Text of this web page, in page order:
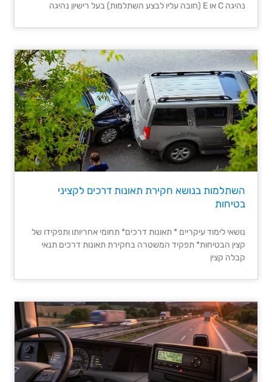
נהיגה C או E (חובה עליו לבצע השתלמות) בעל רישיון נהיגה
השתלמות בנושא חקירת תאונות דרכים לקציני
בטיחות
נושאי לימוד עיקריים * תאונות דרכים* תחומי אחריותו ותפקידו של
קצין הבטיחות* תפקיד המשטרה בחקירת תאונות דרכים תנאי
קבלה קצין